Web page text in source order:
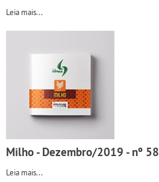
Leia mais...
Milho - Dezembro/2019 - nº 58
Leia mais...